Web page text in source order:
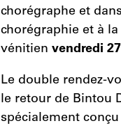
chorégraphe et
chorégraphie et à
vénitien vendredi
Le double rendez-
le retour de Bintou
spécialement